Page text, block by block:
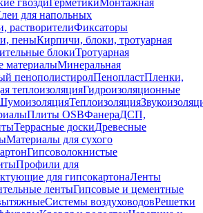
гвоздиГерметикиМонтажная
для напольных
растворителиФиксаторы
пеныКирпичи, блоки, тротуарная
блокиТротуарная
материалыМинеральная
пенополистиролПенопластПленки,
теплоизоляцияГидроизоляционные
Теплоизоляция
Плиты OSBФанераДСП,
Террасные доскиДревесные
Материалы для сухого
Гипсоволокнистые
Профили для
для гипсокартонаЛенты
лентыГипсовые и цементные
Системы воздуховодовРешетки